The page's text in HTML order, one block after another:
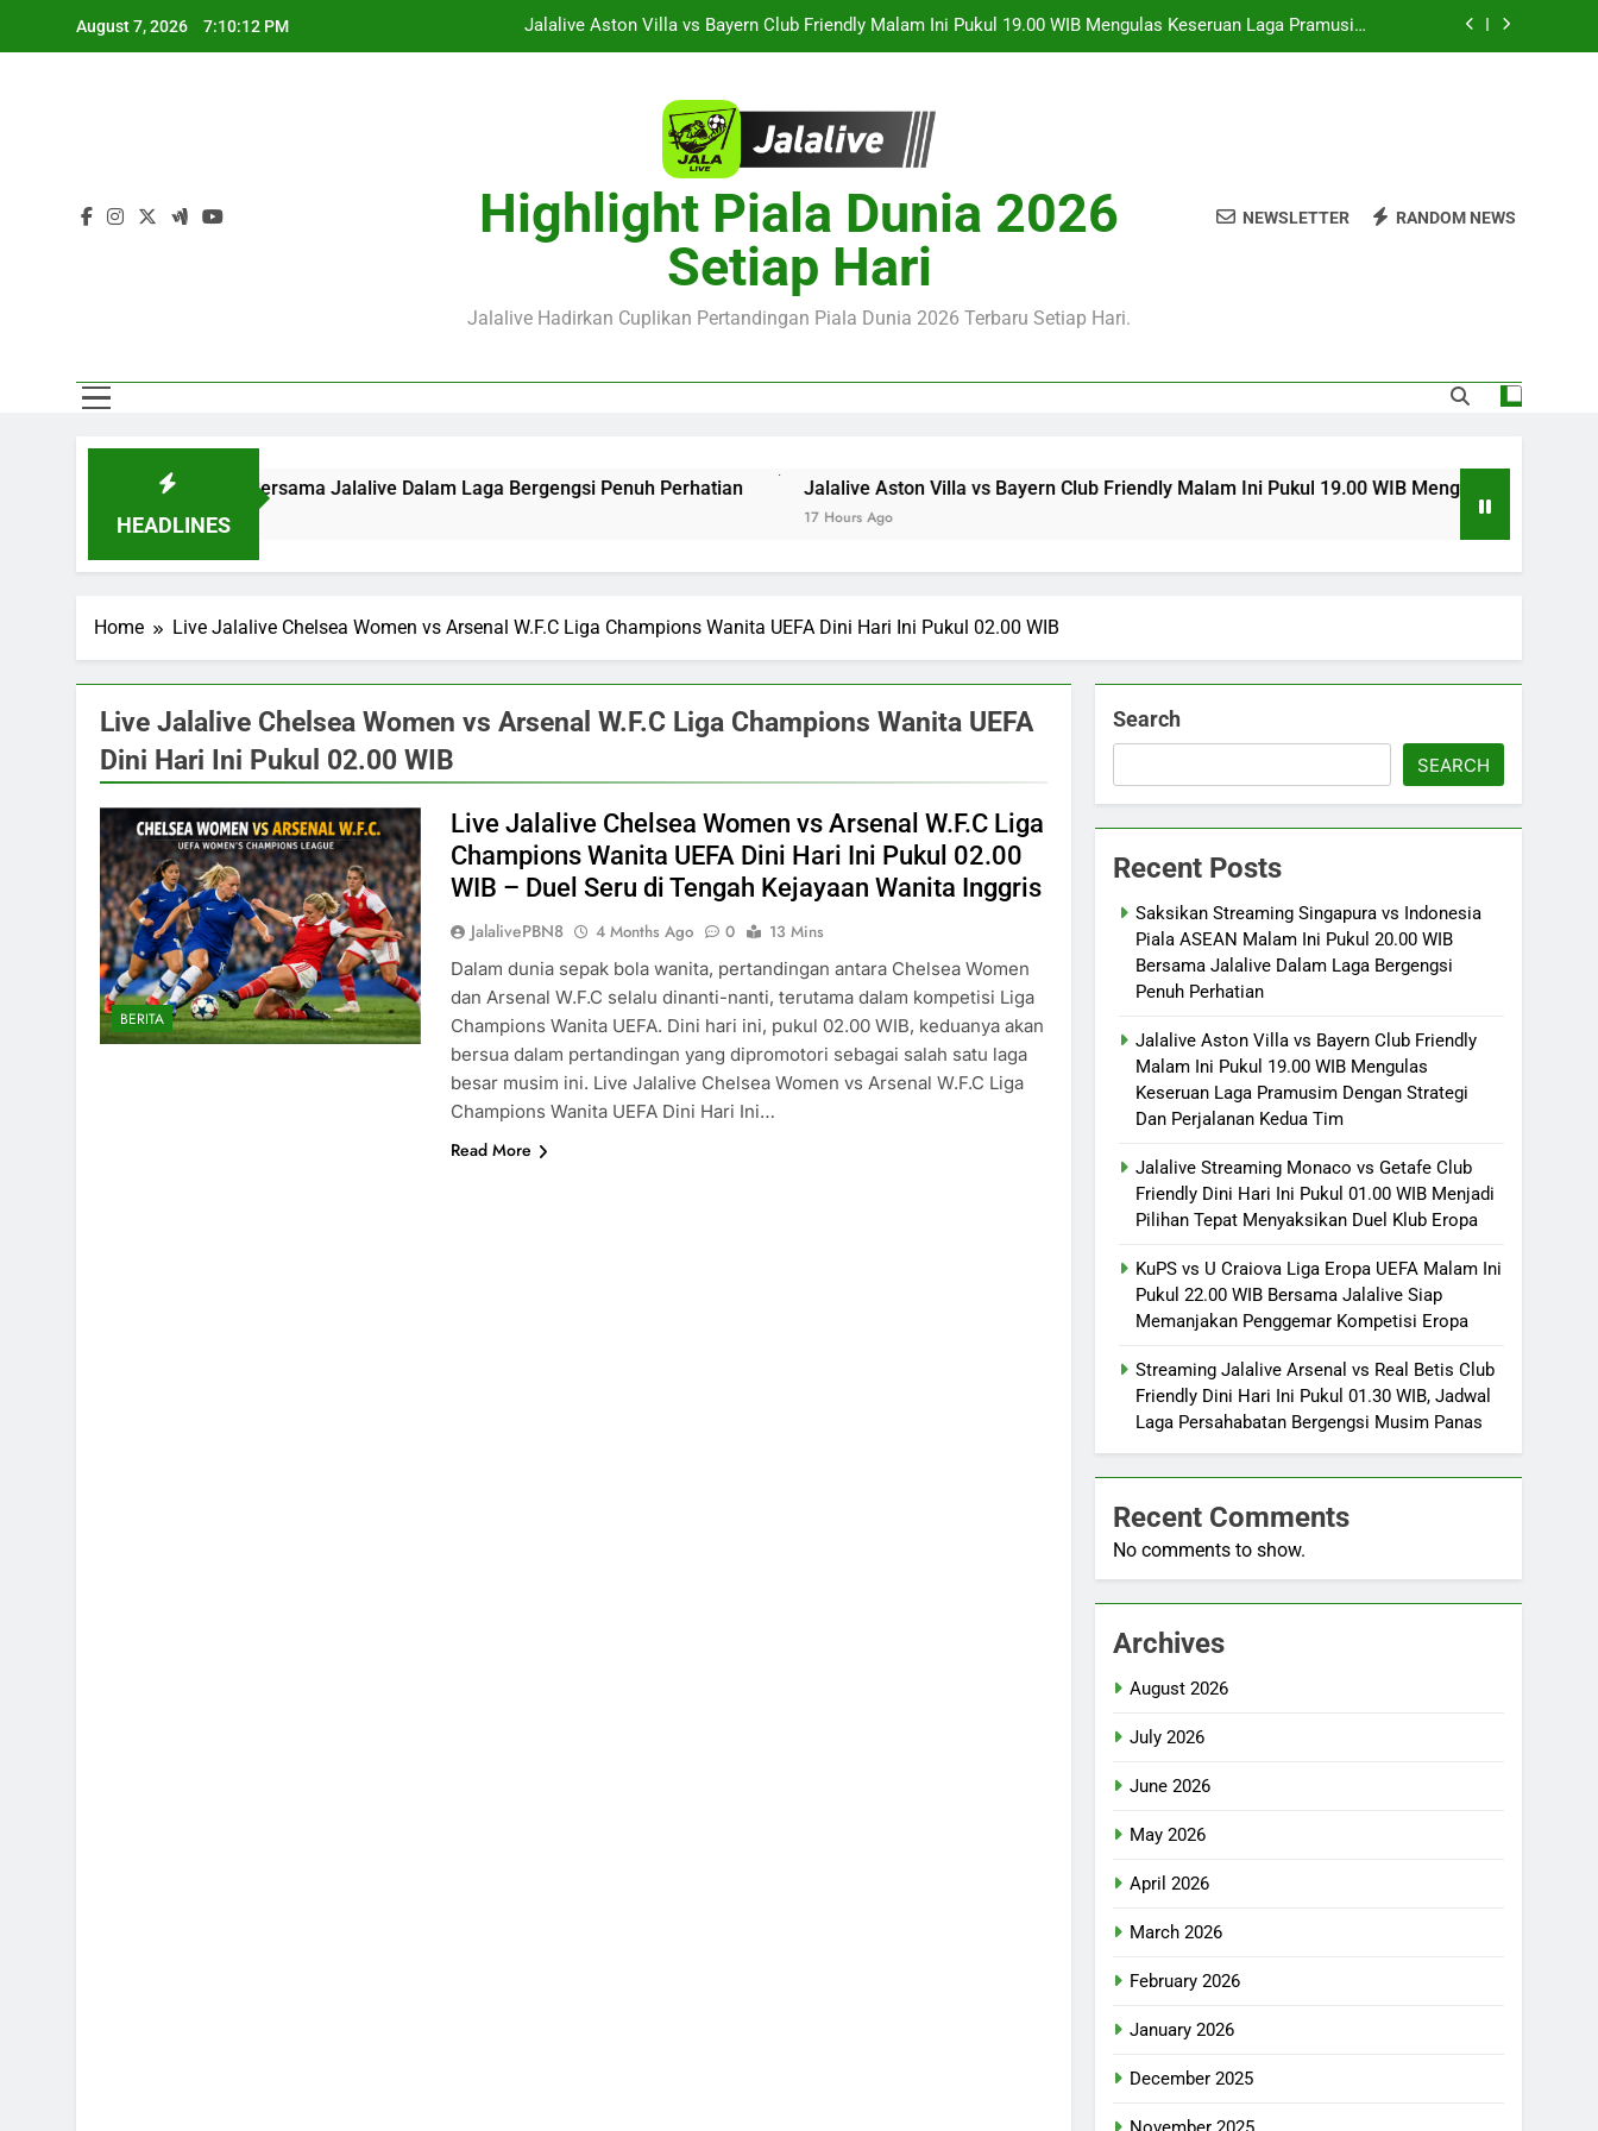
August 7, 2026 7:10:12 PM
Jalalive Aston Villa vs Bayern Club Friendly Malam Ini Pukul 19.00 WIB Mengulas Keseruan Laga Pramusim
KuPS vs U Craiova Liga Eropa UEFA Malam Ini Pukul 22.00 WIB Bersama Jalalive Siap Memanjakan
Saksikan Streaming Singapura vs Indonesia Piala ASEAN Malam Ini Pukul 20.00 WIB Bersama Jalalive
Dalam Laga Bergengsi Penuh Perhatian
Jalalive Aston Villa vs Bayern Club Friendly Malam Ini Pukul 19.00 WIB Mengulas Keseruan Laga Pramusim
Jalalive Streaming Monaco vs Getafe Club Friendly Dini Hari Ini Pukul 01.00 WIB Menjadi Pilihan Tepat
Highlight Piala Dunia 2026
Setiap Hari
Jalalive Hadirkan Cuplikan Pertandingan Piala Dunia 2026 Terbaru Setiap Hari.
NEWSLETTER RANDOM NEWS
HEADLINES
Ini Pukul 20.00 WIB Bersama Jalalive Dalam Laga Bergengsi Penuh Perhatian Jalalive Aston Villa vs Bayern Club Friendly Malam Ini Pukul 19.00 WIB Mengulas Keseruan Laga
17 Hours Ago
Home Live Jalalive Chelsea Women vs Arsenal W.F.C Liga Champions Wanita UEFA Dini Hari Ini Pukul 02.00 WIB
Live Jalalive Chelsea Women vs Arsenal W.F.C Liga Champions Wanita UEFA
Dini Hari Ini Pukul 02.00 WIB
BERITA
Live Jalalive Chelsea Women vs Arsenal W.F.C Liga
Champions Wanita UEFA Dini Hari Ini Pukul 02.00
WIB – Duel Seru di Tengah Kejayaan Wanita Inggris
JalalivePBN8 4 Months Ago 0
13 Mins
Dalam dunia sepak bola wanita, pertandingan antara Chelsea Women
dan Arsenal W.F.C selalu dinanti-nanti, terutama dalam kompetisi Liga
Champions Wanita UEFA. Dini hari ini, pukul 02.00 WIB, keduanya akan
bersua dalam pertandingan yang dipromotori sebagai salah satu laga
besar musim ini. Live Jalalive Chelsea Women vs Arsenal W.F.C Liga
Champions Wanita UEFA Dini Hari Ini…
Read More
Search
SEARCH
Recent Posts
Saksikan Streaming Singapura vs Indonesia
Piala ASEAN Malam Ini Pukul 20.00 WIB
Bersama Jalalive Dalam Laga Bergengsi
Penuh Perhatian
Jalalive Aston Villa vs Bayern Club Friendly
Malam Ini Pukul 19.00 WIB Mengulas
Keseruan Laga Pramusim Dengan Strategi
Dan Perjalanan Kedua Tim
Jalalive Streaming Monaco vs Getafe Club
Friendly Dini Hari Ini Pukul 01.00 WIB Menjadi
Pilihan Tepat Menyaksikan Duel Klub Eropa
KuPS vs U Craiova Liga Eropa UEFA Malam Ini
Pukul 22.00 WIB Bersama Jalalive Siap
Memanjakan Penggemar Kompetisi Eropa
Streaming Jalalive Arsenal vs Real Betis Club
Friendly Dini Hari Ini Pukul 01.30 WIB, Jadwal
Laga Persahabatan Bergengsi Musim Panas
Recent Comments
No comments to show.
Archives
August 2026
July 2026
June 2026
May 2026
April 2026
March 2026
February 2026
January 2026
December 2025